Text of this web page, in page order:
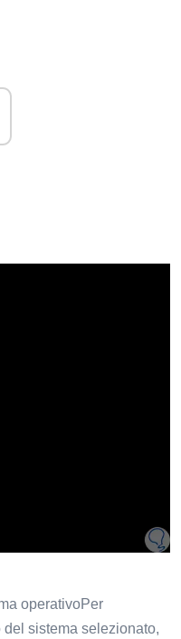
operativoPer
sistema selezionato,